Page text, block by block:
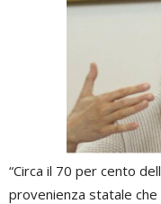
“Circa il 70 per cento
provenienza statale che